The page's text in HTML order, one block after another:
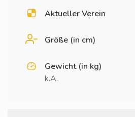
Aktueller Verein
Größe (in cm)
Gewicht (in kg)
k.A.